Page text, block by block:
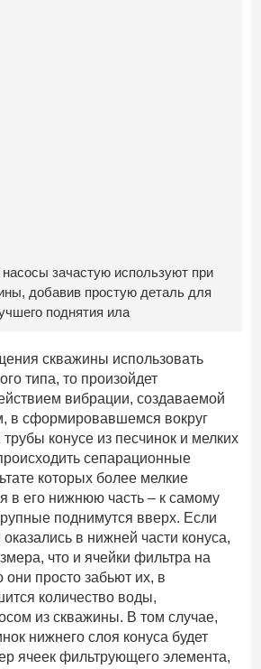
зачастую используют при
добавив простую деталь для
поднятия ила
скважины использовать
типа, то произойдет
вибрации, создаваемой
в сформировавшемся вокруг
конусе из песчинок и мелких
сепарационные
которых более мелкие
в его нижнюю часть – к самому
поднимутся вверх. Если
в нижней части конуса,
что и ячейки фильтра на
они просто забьют их, в
количество воды,
из скважины. В том случае,
нижнего слоя конуса будет
ячеек фильтрующего элемента,